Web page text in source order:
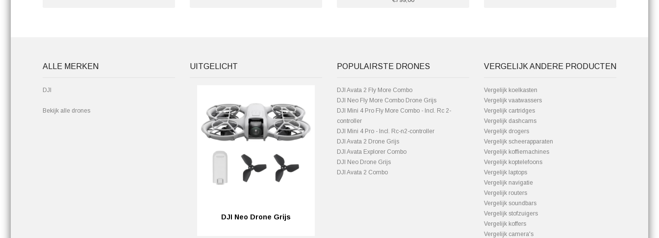
ALLE MERKEN
DJI
Bekijk alle drones
UITGELICHT
DJI Neo Drone Grijs
POPULAIRSTE DRONES
DJI Avata 2 Fly More Combo
DJI Neo Fly More Combo Drone Grijs
DJI Mini 4 Pro Fly More Combo - Incl. Rc 2-
controller
DJI Mini 4 Pro - Incl. Rc-n2-controller
DJI Avata 2 Drone Grijs
DJI Avata Explorer Combo
DJI Neo Drone Grijs
DJI Avata 2 Combo
VERGELIJK ANDERE PRODUCTEN
Vergelijk koelkasten
Vergelijk vaatwassers
Vergelijk cartridges
Vergelijk dashcams
Vergelijk drogers
Vergelijk scheerapparaten
Vergelijk koffiemachines
Vergelijk koptelefoons
Vergelijk laptops
Vergelijk navigatie
Vergelijk routers
Vergelijk soundbars
Vergelijk stofzuigers
Vergelijk koffers
Vergelijk camera's